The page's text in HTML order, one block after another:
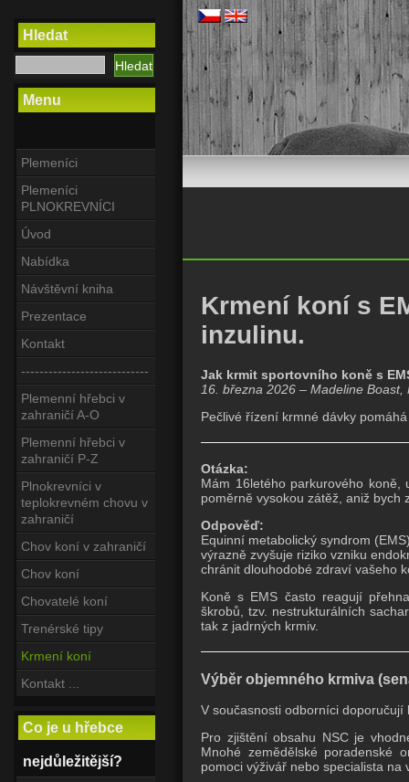
Hledat
Menu
Plemeníci
Plemeníci
PLNOKREVNÍCI
Úvod
Nabídka
Návštěvní kniha
Prezentace
Kontakt
----------------------------
Plemenní hřebci v
zahraničí A-O
Plemenní hřebci v
zahraničí P-Z
Plnokrevníci v
teplokrevném chovu v
zahraničí
Chov koní v zahraničí
Chov koní
Chovatelé koní
Trenérské tipy
Krmení koní
Kontakt ...
Co je u hřebce
nejdůležitější?
Krmení koní s
inzulinu.
Jak krmit sportovního koně s
16. března 2026 – Madeline Boast,
Pečlivé řízení krmné dávky
Otázka:
Mám 16letého parkurového
poměrně vysokou zátěž, aniž bych
Odpověď:
Equinní metabolický syndrom
výrazně zvyšuje riziko vzniku
chránit dlouhodobé zdraví vašeho
Koně s EMS často reagují
škrobů, tzv. nestrukturálních
tak z jadrných krmiv.
Výběr objemného krmiva
V současnosti odborníci
Pro zjištění obsahu NSC je
Mnohé zemědělské poradenské
pomoci výživář nebo specialista na